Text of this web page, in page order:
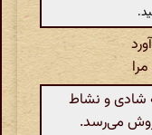
شادی و نشاط
می‌رسد.